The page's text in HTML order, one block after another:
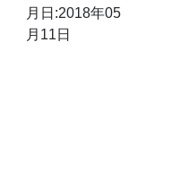
月日:2018年05
月11日